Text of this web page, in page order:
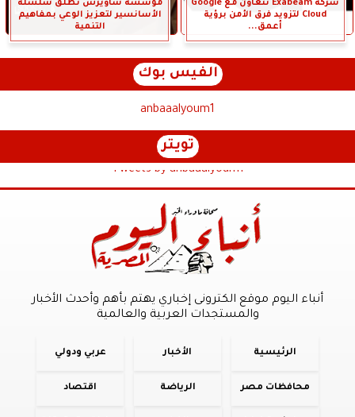
شركة Exabeam تتعاون مع Google
Cloud لتزويد فرق الأمن برؤية
أعمق...
مؤسسة ساويرس تطلق سلسلة
الأسانسير لتعزيز الوعي بمفاهيم
التنمية
الفيس بوك
anbaaalyoum1
تويتر
Tweets by anbaaalyoum1
أنباء اليوم موقع الكترونى إخباري يهتم بأهم وأحدث الأخبار
والمستجدات العربية والعالمية
الرئيسية الأخبار عربي ودولي
محافظات مصر الرياضة اقتصاد